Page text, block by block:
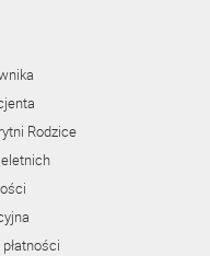
Rodzice